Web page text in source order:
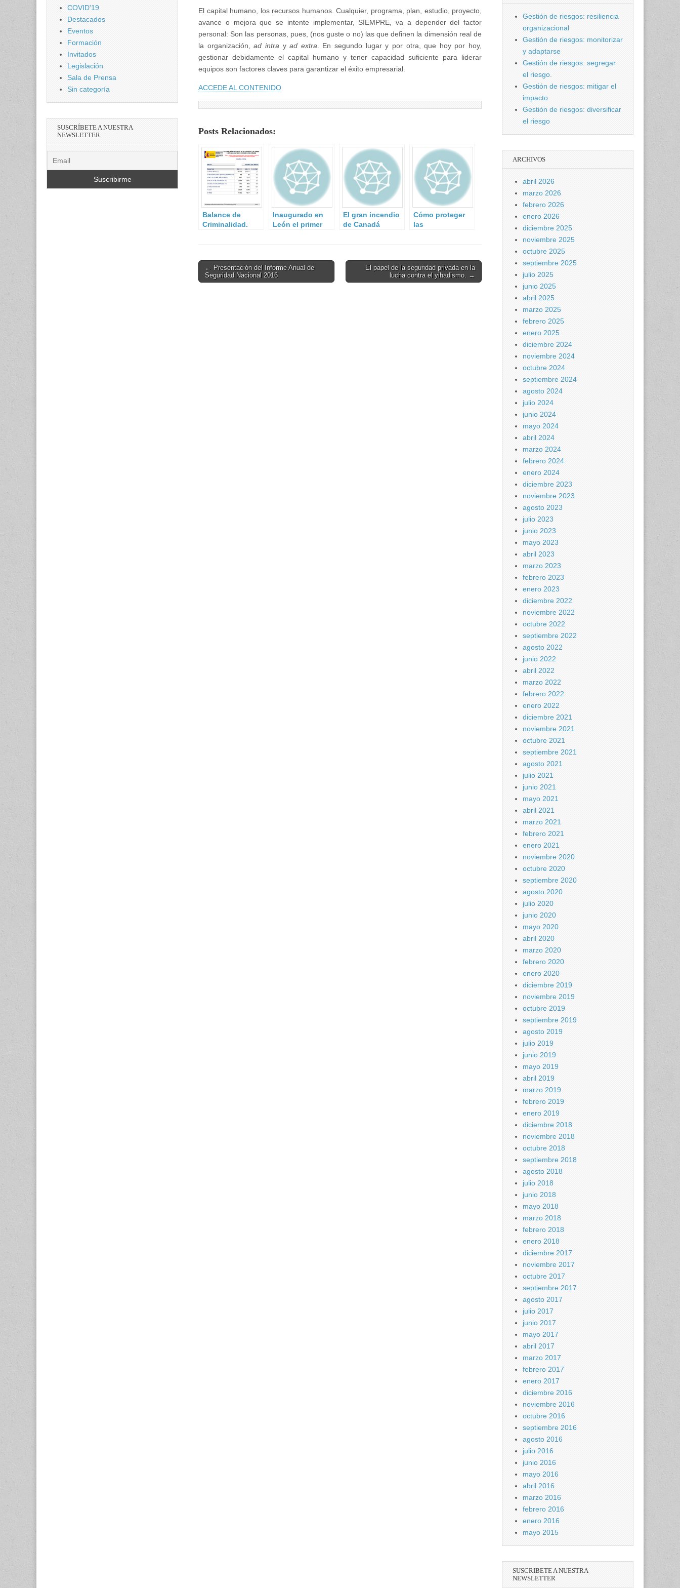
El capital humano, los recursos humanos. Cualquier, programa, plan, estudio, proyecto,
avance o mejora que se intente implementar, SIEMPRE, va a depender del factor
personal: Son las personas, pues, (nos guste o no) las que definen la dimensión real de
la organización,ad intrayad extra. En segundo lugar y por otra, que hoy por hoy,
gestionar debidamente el capital humano y tener capacidad suficiente para liderar
equipos son factores claves para garantizar el éxito empresarial.
ACCEDE AL CONTENIDO
Posts Relacionados:
Balance de
Criminalidad.
2015.
Inaugurado en
León el primer
proteger
críticas.
El gran incendio
de Canadá
durar meses
extinguirse
Cómo proteger
las
Críticas de
10 pasos
Post
navigation
← Presentación del Informe Anual de
Seguridad Nacional 2016
El papel de la seguridad privada en la
lucha contra el yihadismo. →
COVID'19
Destacados
Eventos
Formación
Invitados
Legislación
Sala de Prensa
Sin categoría
SUSCRÍBETE A NUESTRA
NEWSLETTER
Gestión de riesgos: resiliencia
organizacional
Gestión de riesgos: monitorizar
y adaptarse
Gestión de riesgos: segregar
el riesgo.
Gestión de riesgos: mitigar el
impacto
Gestión de riesgos: diversificar
el riesgo
ARCHIVOS
abril 2026
marzo 2026
febrero 2026
enero 2026
diciembre 2025
noviembre 2025
octubre 2025
septiembre 2025
julio 2025
junio 2025
abril 2025
marzo 2025
febrero 2025
enero 2025
diciembre 2024
noviembre 2024
octubre 2024
septiembre 2024
agosto 2024
julio 2024
junio 2024
mayo 2024
abril 2024
marzo 2024
febrero 2024
enero 2024
diciembre 2023
noviembre 2023
agosto 2023
julio 2023
junio 2023
mayo 2023
abril 2023
marzo 2023
febrero 2023
enero 2023
diciembre 2022
noviembre 2022
octubre 2022
septiembre 2022
agosto 2022
junio 2022
abril 2022
marzo 2022
febrero 2022
enero 2022
diciembre 2021
noviembre 2021
octubre 2021
septiembre 2021
agosto 2021
julio 2021
junio 2021
mayo 2021
abril 2021
marzo 2021
febrero 2021
enero 2021
noviembre 2020
octubre 2020
septiembre 2020
agosto 2020
julio 2020
junio 2020
mayo 2020
abril 2020
marzo 2020
febrero 2020
enero 2020
diciembre 2019
noviembre 2019
octubre 2019
septiembre 2019
agosto 2019
julio 2019
junio 2019
mayo 2019
abril 2019
marzo 2019
febrero 2019
enero 2019
diciembre 2018
noviembre 2018
octubre 2018
septiembre 2018
agosto 2018
julio 2018
junio 2018
mayo 2018
marzo 2018
febrero 2018
enero 2018
diciembre 2017
noviembre 2017
octubre 2017
septiembre 2017
agosto 2017
julio 2017
junio 2017
mayo 2017
abril 2017
marzo 2017
febrero 2017
enero 2017
diciembre 2016
noviembre 2016
octubre 2016
septiembre 2016
agosto 2016
julio 2016
junio 2016
mayo 2016
abril 2016
marzo 2016
febrero 2016
enero 2016
mayo 2015
SUSCRIBETE A NUESTRA
NEWSLETTER